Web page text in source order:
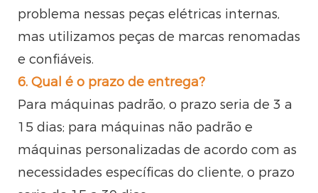
problema nessas peças elétricas internas,
mas utilizamos peças de marcas renomadas
e confiáveis.
6. Qual é o prazo de entrega?
Para máquinas padrão, o prazo seria de 3 a
15 dias; para máquinas não padrão e
máquinas personalizadas de acordo com as
necessidades específicas do cliente, o prazo